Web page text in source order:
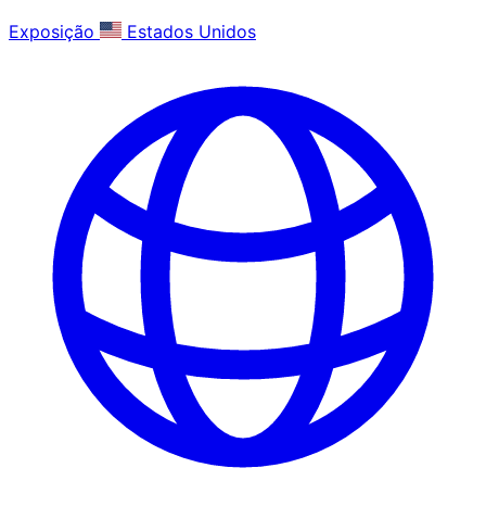
Exposição Estados Unidos